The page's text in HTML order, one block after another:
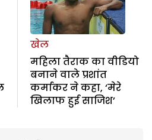
खेल
महिला तैराक का वीडियो
बनाने वाले प्रशांत
कर्माकर ने कहा, ‘मेरे
खिलाफ हुई साजिश’